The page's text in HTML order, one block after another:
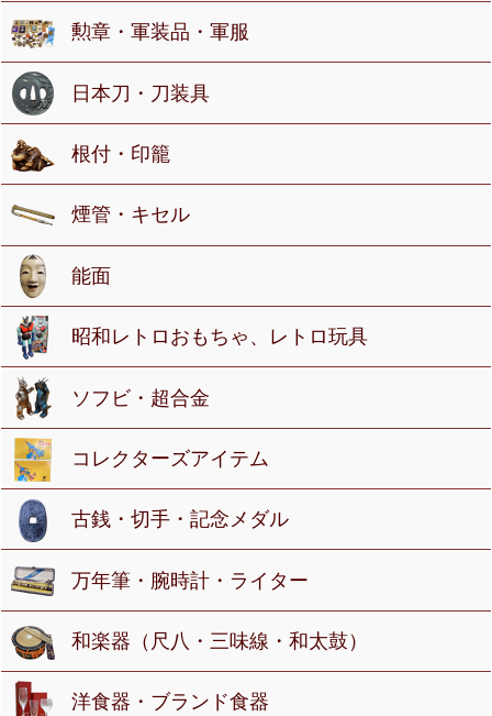
勲章・軍装品・軍服
日本刀・刀装具
根付・印籠
煙管・キセル
能面
昭和レトロおもちゃ、レトロ玩具
ソフビ・超合金
コレクターズアイテム
古銭・切手・記念メダル
万年筆・腕時計・ライター
和楽器（尺八・三味線・和太鼓）
洋食器・ブランド食器